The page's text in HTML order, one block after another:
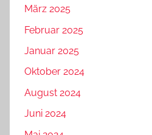
März 2025
Februar 2025
Januar 2025
Oktober 2024
August 2024
Juni 2024